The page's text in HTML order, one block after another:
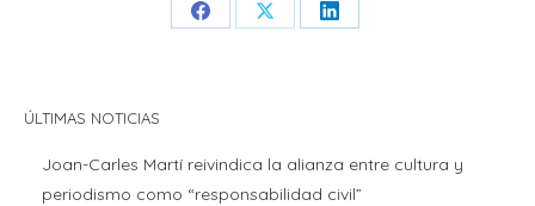
Share Share Share
ÚLTIMAS NOTICIAS
Joan-Carles Martí reivindica la alianza entre cultura y
periodismo como “responsabilidad civil”